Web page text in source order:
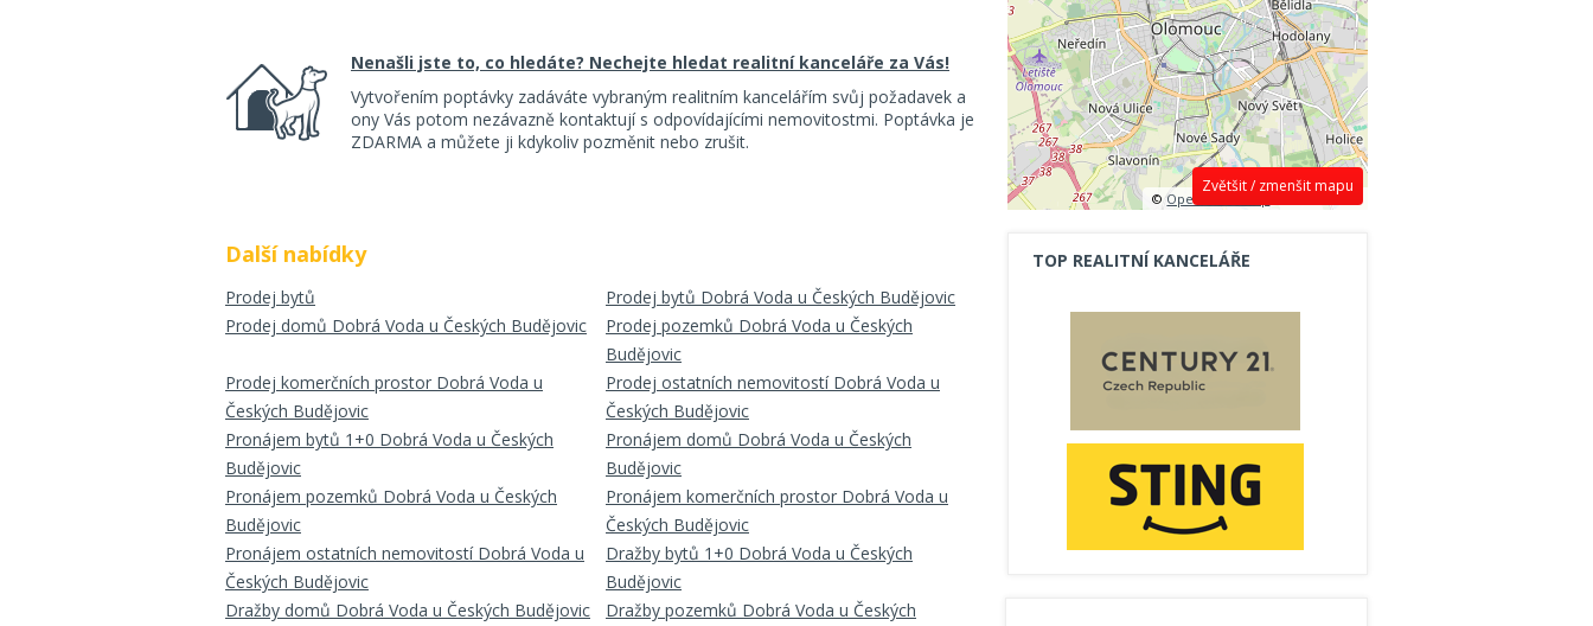
Nenašli jste to, co hledáte? Nechejte hledat realitní kanceláře za Vás!
Vytvořením poptávky zadáváte vybraným realitním kancelářím svůj požadavek a
ony Vás potom nezávazně kontaktují s odpovídajícími nemovitostmi. Poptávka je
ZDARMA a můžete ji kdykoliv pozměnit nebo zrušit.
Další nabídky
Prodej bytů
Prodej bytů Dobrá Voda u Českých Budějovic
Prodej domů Dobrá Voda u Českých Budějovic
Prodej pozemků Dobrá Voda u Českých
Budějovic
Prodej komerčních prostor Dobrá Voda u
Českých Budějovic
Prodej ostatních nemovitostí Dobrá Voda u
Českých Budějovic
Pronájem bytů 1+0 Dobrá Voda u Českých
Budějovic
Pronájem domů Dobrá Voda u Českých
Budějovic
Pronájem pozemků Dobrá Voda u Českých
Budějovic
Pronájem komerčních prostor Dobrá Voda u
Českých Budějovic
Pronájem ostatních nemovitostí Dobrá Voda u
Českých Budějovic
Dražby bytů 1+0 Dobrá Voda u Českých
Budějovic
Dražby domů Dobrá Voda u Českých Budějovic
Dražby pozemků Dobrá Voda u Českých
Zvětšit / zmenšit mapu
©OpenStreetMap contributors.
TOP REALITNÍ KANCELÁŘE